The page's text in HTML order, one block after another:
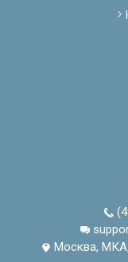
Москва,